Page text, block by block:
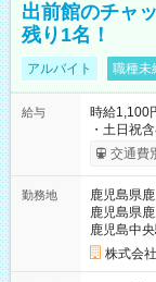
出前館のチャ
残り1名！
アルバイト 職種未
給与
時給1,100
・土日祝
に100円
に200円 ＋ 22
です。 ※試
ら時給
交通費
勤務地
鹿児島県
鹿児島県
鹿児島中央
株式会